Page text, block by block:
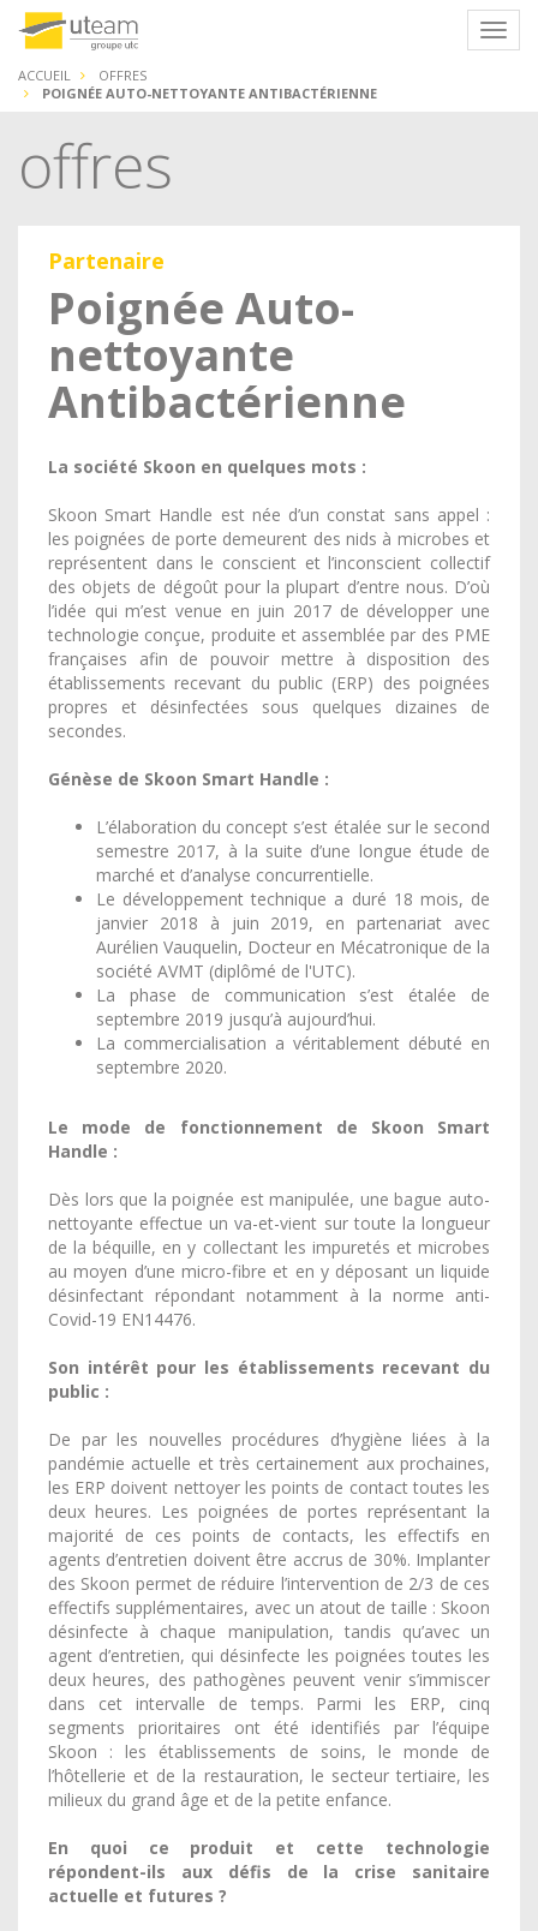
ACCUEIL
OFFRES
POIGNÉE AUTO-NETTOYANTE ANTIBACTÉRIENNE
offres
Partenaire
Poignée Auto-
nettoyante
Antibactérienne
La société Skoon en quelques mots :
Skoon Smart Handle est née d’un constat sans appel :
les poignées de porte demeurent des nids à microbes et
représentent dans le conscient et l’inconscient collectif
des objets de dégoût pour la plupart d’entre nous. D’où
l’idée qui m’est venue en juin 2017 de développer une
technologie conçue, produite et assemblée par des PME
françaises afin de pouvoir mettre à disposition des
établissements recevant du public (ERP) des poignées
propres et désinfectées sous quelques dizaines de
secondes.
Génèse de Skoon Smart Handle :
L’élaboration du concept s’est étalée sur le second
semestre 2017, à la suite d’une longue étude de
marché et d’analyse concurrentielle.
Le développement technique a duré 18 mois, de
janvier 2018 à juin 2019, en partenariat avec
Aurélien Vauquelin, Docteur en Mécatronique de la
société AVMT (diplômé de l'UTC).
La phase de communication s’est étalée de
septembre 2019 jusqu’à aujourd’hui.
La commercialisation a véritablement débuté en
septembre 2020.
Le mode de fonctionnement de Skoon Smart
Handle :
Dès lors que la poignée est manipulée, une bague auto-
nettoyante effectue un va-et-vient sur toute la longueur
de la béquille, en y collectant les impuretés et microbes
au moyen d’une micro-fibre et en y déposant un liquide
désinfectant répondant notamment à la norme anti-
Covid-19 EN14476.
Son intérêt pour les établissements recevant du
public :
De par les nouvelles procédures d’hygiène liées à la
pandémie actuelle et très certainement aux prochaines,
les ERP doivent nettoyer les points de contact toutes les
deux heures. Les poignées de portes représentant la
majorité de ces points de contacts, les effectifs en
agents d’entretien doivent être accrus de 30%. Implanter
des Skoon permet de réduire l’intervention de 2/3 de ces
effectifs supplémentaires, avec un atout de taille : Skoon
désinfecte à chaque manipulation, tandis qu’avec un
agent d’entretien, qui désinfecte les poignées toutes les
deux heures, des pathogènes peuvent venir s’immiscer
dans cet intervalle de temps. Parmi les ERP, cinq
segments prioritaires ont été identifiés par l’équipe
Skoon : les établissements de soins, le monde de
l’hôtellerie et de la restauration, le secteur tertiaire, les
milieux du grand âge et de la petite enfance.
En quoi ce produit et cette technologie
répondent-ils aux défis de la crise sanitaire
actuelle et futures ?
Panneau de gestion des cookies